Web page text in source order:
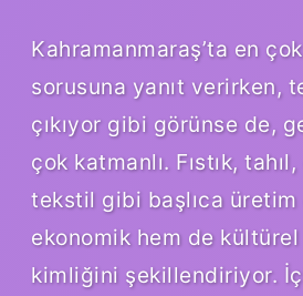
Kahramanmaraş’ta en
sorusuna yanıt verirken,
çıkıyor gibi görünse de,
çok katmanlı. Fıstık,
tekstil gibi başlıca üretim
ekonomik hem de kültürel
kimliğini şekillendiriyor.